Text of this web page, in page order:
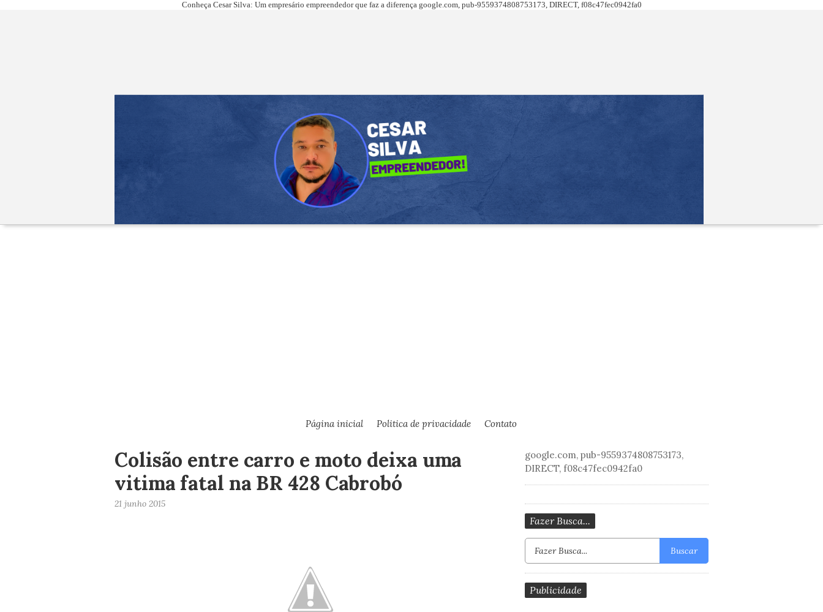
Conheça Cesar Silva: Um empresário empreendedor que faz a diferença google.com, pub-9559374808753173, DIRECT, f08c47fec0942fa0
Página inicial Politica de privacidade Contato
Colisão entre carro e moto deixa uma
vitima fatal na BR 428 Cabrobó
21 junho 2015
google.com, pub-9559374808753173,
DIRECT, f08c47fec0942fa0
Fazer Busca...
Buscar
Publicidade